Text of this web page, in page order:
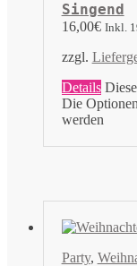
Singend
16,00€ Inkl.
zzgl.
Details
Die
werden
Party,